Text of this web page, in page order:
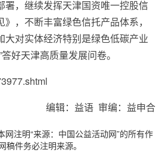
，继续发挥天津国资唯一控股信
，不断丰富绿色信托产品体系，
对实体经济特别是绿色低碳产业
好天津高质量发展问卷。
编辑：益语 审编：益申合
注明“来源：中国公益活动网”的所有作
件务必注明来源。